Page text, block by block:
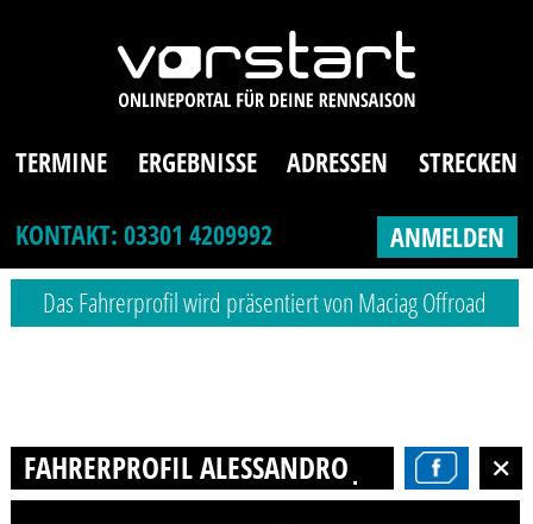
TERMINE ERGEBNISSE ADRESSEN
STRECKEN
KONTAKT: 03301 4209992
ANMELDEN
Das Fahrerprofil wird präsentiert von Maciag Offroad
FAHRERPROFIL ALESSANDRO JÄNSCH